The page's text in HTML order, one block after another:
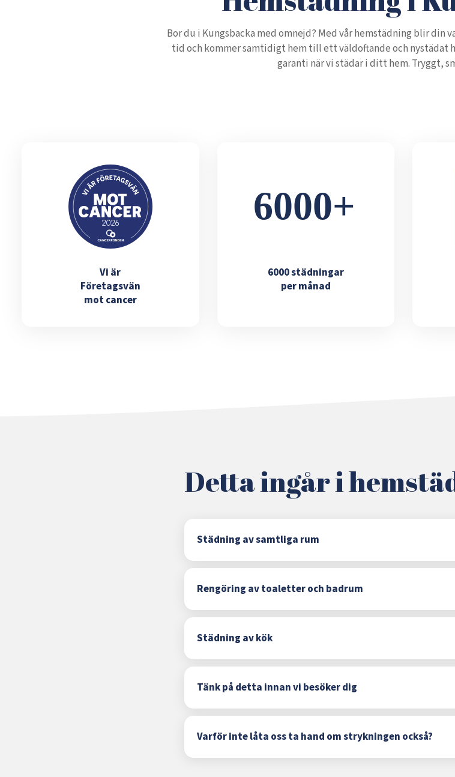
Bor du i Kungsbacka med omnejd? Med vår hemstädning blir din
tid och kommer samtidigt hem till ett väldoftande och nystädat
garanti när vi städar i ditt hem. Tryggt,
Vi är
Företagsvän
mot cancer
6000 städningar
per månad
Detta ingår i
Städning av samtliga rum
Rengöring av toaletter och badrum
Städning av kök
Tänk på detta innan vi besöker dig
Varför inte låta oss ta hand om strykningen också?